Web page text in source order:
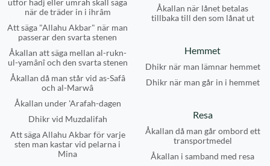
utför hadj eller umrah skall säga
när de träder in i ihrâm
Att säga "Allahu Akbar" när man
passerar den svarta stenen
Åkallan att säga mellan al-rukn-
ul-yamânî och den svarta stenen
Åkallan då man står vid as-Safâ
och al-Marwâ
Åkallan under 'Arafah-dagen
Dhikr vid Muzdalifah
Att säga Allahu Akbar för varje
sten man kastar vid pelarna i
Mina
Åkallan när lånet betalas
tillbaka till den som lånat ut
Hemmet
Dhikr när man lämnar hemmet
Dhikr när man går in i hemmet
Resa
Åkallan då man går ombord ett
transportmedel
Åkallan i samband med resa